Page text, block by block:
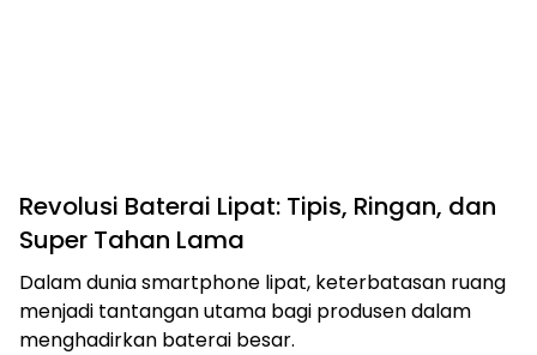
Revolusi Baterai Lipat: Tipis, Ringan, dan
Super Tahan Lama
Dalam dunia smartphone lipat, keterbatasan ruang
menjadi tantangan utama bagi produsen dalam
menghadirkan baterai besar.